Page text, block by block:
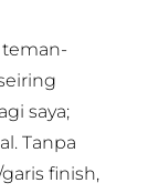
teman-
saya;
Tanpa
finish,